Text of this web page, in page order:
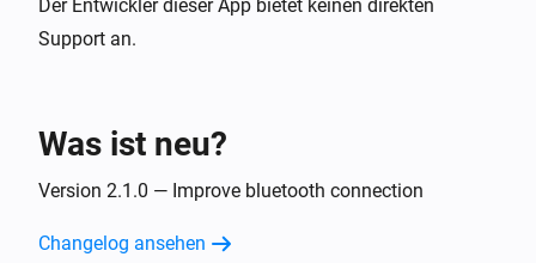
Der Entwickler dieser App bietet keinen direkten
Support an.
Was ist neu?
Version 2.1.0 — Improve bluetooth connection
Changelog ansehen